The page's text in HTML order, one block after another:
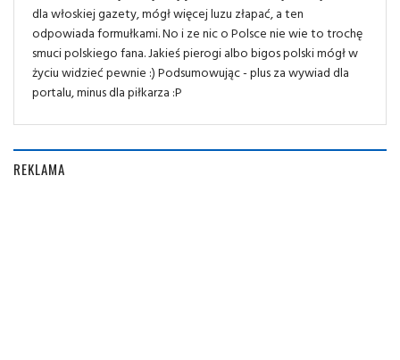
dla włoskiej gazety, mógł więcej luzu złapać, a ten
odpowiada formułkami. No i ze nic o Polsce nie wie to trochę
smuci polskiego fana. Jakieś pierogi albo bigos polski mógł w
życiu widzieć pewnie :) Podsumowując - plus za wywiad dla
portalu, minus dla piłkarza :P
REKLAMA